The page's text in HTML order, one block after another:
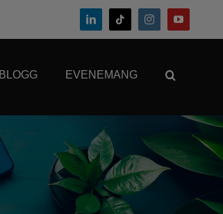
BLOGG EVENEMANG